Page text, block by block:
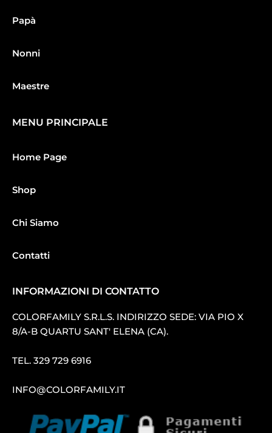
Papà
Nonni
Maestre
MENU PRINCIPALE
Home Page
Shop
Chi Siamo
Contatti
INFORMAZIONI DI CONTATTO
COLORFAMILY S.R.L.S. INDIRIZZO SEDE: VIA PIO X
8/A-B QUARTU SANT′ ELENA (CA).
TEL. 329 729 6916
INFO@COLORFAMILY.IT